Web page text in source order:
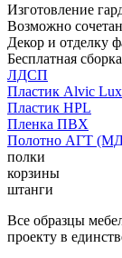
Изготовление
Возможно
Декор и отделку
Бесплатная
ЛДСП
Пластик Alvic
Пластик HPL
Пленка ПВХ
Полотно АГТ
полки
корзины
штанги
Все образцы
проекту в